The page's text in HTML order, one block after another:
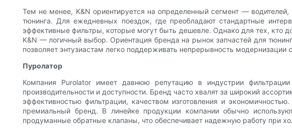
Тем не менее, K&N ориентируется на определенный сегмент —
тюнинга. Для ежедневных поездок, где преобладают стандартные
эффективные фильтры, которые могут быть дешевле. Однако для тех, кто
K&N — логичный выбор. Ориентация бренда на рынок запчастей для
позволяет энтузиастам легко поддерживать непрерывность модернизации
Пуролатор
Компания Purolator имеет давнюю репутацию в индустрии
производительности и доступности. Бренд часто хвалят за широкий
эффективностью фильтрации, качеством изготовления и
премиальный бренд. В линейке продукции компании обычно
продуманные обратные клапаны, что обеспечивает надежную работу при